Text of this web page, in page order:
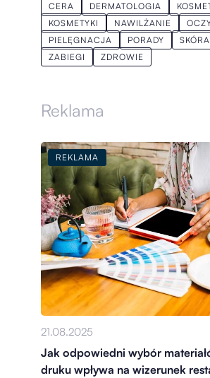
CERA DERMATOLOGIA
KOSMETYKI
NAWILŻANIE
PIELĘGNACJA
PORADY SKÓRA
ZABIEGI
ZDROWIE
Reklama
REKLAMA
21.08.2025
Jak odpowiedni wybór
druku wpływa na wizerunek